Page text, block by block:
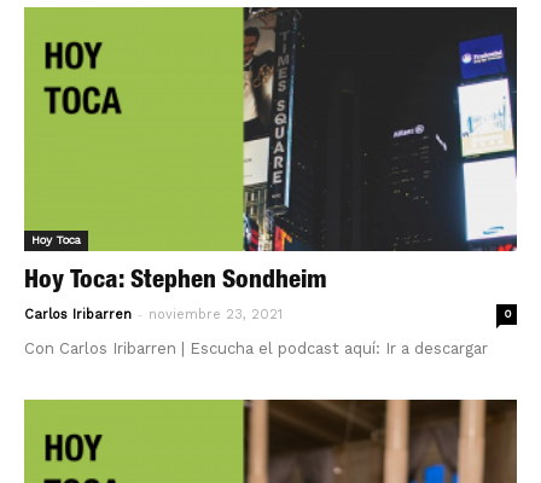
Hoy Toca
Hoy Toca: Stephen Sondheim
Carlos Iribarren - noviembre 23, 2021 0
Con Carlos Iribarren | Escucha el podcast aquí: Ir a descargar